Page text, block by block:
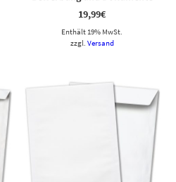
19,99€
Enthält 19% MwSt.
zzgl. Versand